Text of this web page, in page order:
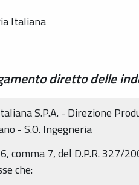
Italiana
diretto delle
S.P.A. - Direzione
- S.O. Ingegneria
comma 7, del D.P.R. 327/
che: